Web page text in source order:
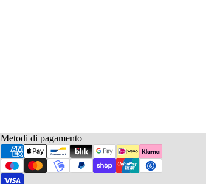
Metodi di pagamento